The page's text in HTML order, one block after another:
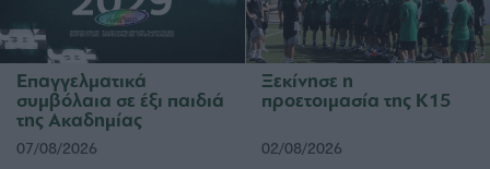
Επαγγελματικά
συμβόλαια σε έξι παιδιά
της Ακαδημίας
07/08/2026
Ξεκίνησε η
προετοιμασία της Κ15
02/08/2026